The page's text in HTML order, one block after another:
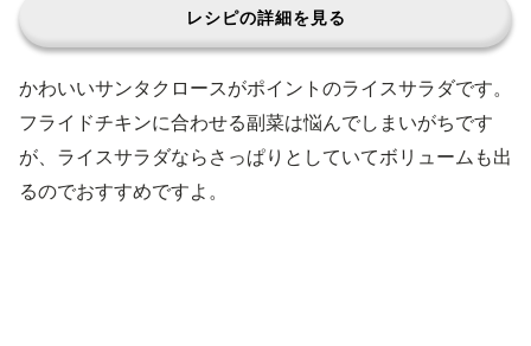
レシピの詳細を見る
かわいいサンタクロースがポイントのライスサラダです。
フライドチキンに合わせる副菜は悩んでしまいがちです
が、ライスサラダならさっぱりとしていてボリュームも出
るのでおすすめですよ。